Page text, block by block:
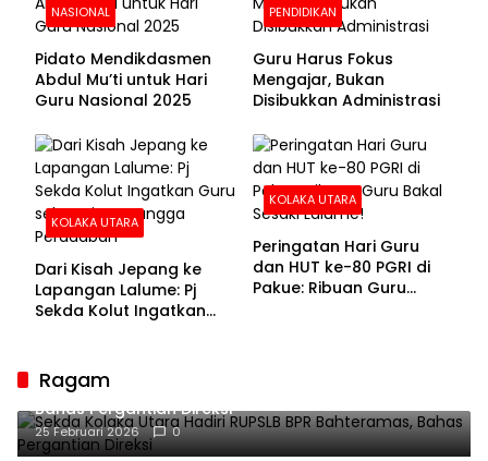
NASIONAL
Pidato Mendikdasmen
Abdul Mu’ti untuk Hari
Guru Nasional 2025
PENDIDIKAN
Guru Harus Fokus
Mengajar, Bukan
Disibukkan Administrasi
KOLAKA UTARA
Dari Kisah Jepang ke
Lapangan Lalume: Pj
Sekda Kolut Ingatkan
KOLAKA UTARA
Peringatan Hari Guru
dan HUT ke-80 PGRI di
Pakue: Ribuan Guru
Ragam
Sekda Kolaka Utara Hadiri RUPSLB BPR Bahteramas,
Bahas Pergantian Direksi
25 Februari 2026 0